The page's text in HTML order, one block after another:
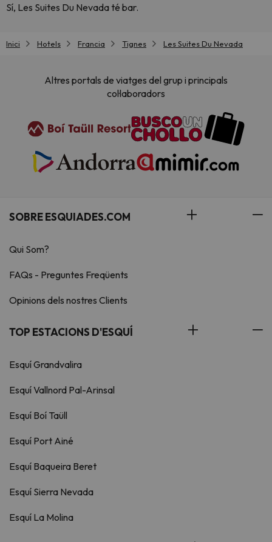
Sí, Les Suites Du Nevada té bar.
Inici Hotels Francia Tignes Les Suites Du Nevada
Altres portals de viatges del grup i principals
col·laboradors
SOBRE ESQUIADES.COM
Qui Som?
FAQs - Preguntes Freqüents
Opinions dels nostres Clients
TOP ESTACIONS D'ESQUÍ
Esquí Grandvalira
Esquí Vallnord Pal-Arinsal
Esquí Boí Taüll
Esquí Port Ainé
Esquí Baqueira Beret
Esquí Sierra Nevada
Esquí La Molina